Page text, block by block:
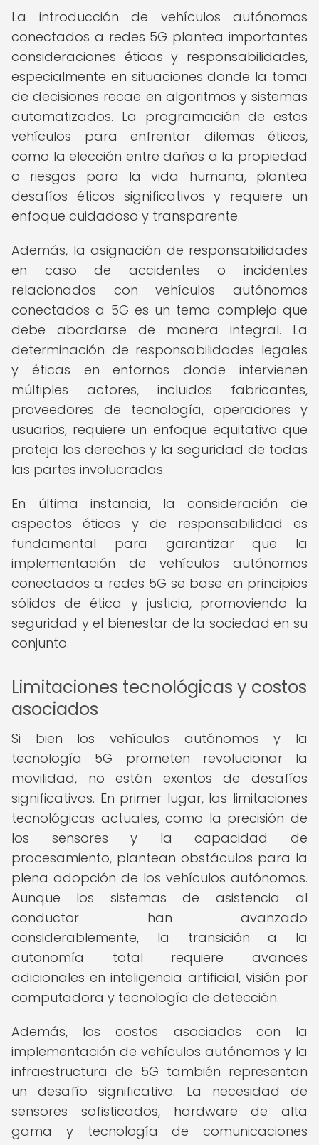
La introducción de vehículos autónomos
conectados a redes 5G plantea importantes
consideraciones éticas y responsabilidades,
especialmente en situaciones donde la toma
de decisiones recae en algoritmos y sistemas
automatizados. La programación de estos
vehículos para enfrentar dilemas éticos,
como la elección entre daños a la propiedad
o riesgos para la vida humana, plantea
desafíos éticos significativos y requiere un
enfoque cuidadoso y transparente.
Además, la asignación de responsabilidades
en caso de accidentes o incidentes
relacionados con vehículos autónomos
conectados a 5G es un tema complejo que
debe abordarse de manera integral. La
determinación de responsabilidades legales
y éticas en entornos donde intervienen
múltiples actores, incluidos fabricantes,
proveedores de tecnología, operadores y
usuarios, requiere un enfoque equitativo que
proteja los derechos y la seguridad de todas
las partes involucradas.
En última instancia, la consideración de
aspectos éticos y de responsabilidad es
fundamental para garantizar que la
implementación de vehículos autónomos
conectados a redes 5G se base en principios
sólidos de ética y justicia, promoviendo la
seguridad y el bienestar de la sociedad en su
conjunto.
Limitaciones tecnológicas y costos
asociados
Si bien los vehículos autónomos y la
tecnología 5G prometen revolucionar la
movilidad, no están exentos de desafíos
significativos. En primer lugar, las limitaciones
tecnológicas actuales, como la precisión de
los sensores y la capacidad de
procesamiento, plantean obstáculos para la
plena adopción de los vehículos autónomos.
Aunque los sistemas de asistencia al
conductor han avanzado
considerablemente, la transición a la
autonomía total requiere avances
adicionales en inteligencia artificial, visión por
computadora y tecnología de detección.
Además, los costos asociados con la
implementación de vehículos autónomos y la
infraestructura de 5G también representan
un desafío significativo. La necesidad de
sensores sofisticados, hardware de alta
gama y tecnología de comunicaciones